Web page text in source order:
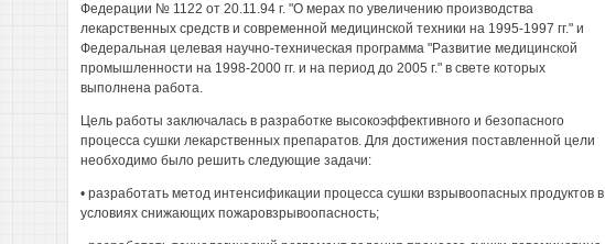
Федерации № 1122 от 20.11.94 г. "О мерах по увеличению производства
лекарственных средств и современной медицинской техники на 1995-1997 гг." и
Федеральная целевая научно-техническая программа "Развитие медицинской
промышленности на 1998-2000 гг. и на период до 2005 г." в свете которых
выполнена работа.
Цель работы заключалась в разработке высокоэффективного и безопасного
процесса сушки лекарственных препаратов. Для достижения поставленной цели
необходимо было решить следующие задачи:
• разработать метод интенсификации процесса сушки взрывоопасных продуктов в
условиях снижающих пожаровзрывоопасность;